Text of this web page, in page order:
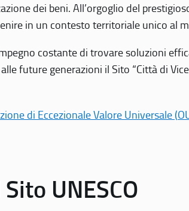
dei beni. All’orgoglio del
in un contesto territoriale unico
costante di trovare soluzioni
future generazioni il Sito “Città di
di Eccezionale Valore Universale
UNESCO